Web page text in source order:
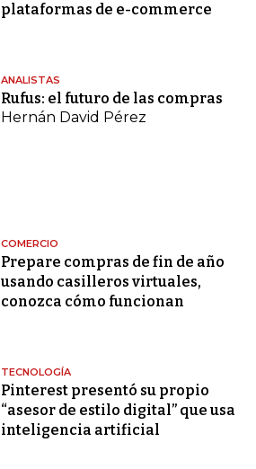
plataformas de e-commerce
ANALISTAS
Rufus: el futuro de las compras
Hernán David Pérez
COMERCIO
Prepare compras de fin de año
usando casilleros virtuales,
conozca cómo funcionan
TECNOLOGÍA
Pinterest presentó su propio
“asesor de estilo digital” que usa
inteligencia artificial